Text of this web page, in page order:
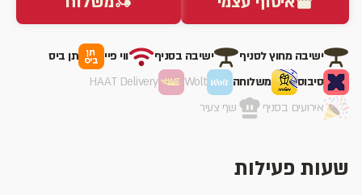
ישיבה מחוץ לסניף ישיבה בסניף ווי פיי
תן ביס
סיבוס
משלוחה Wolt
HAAT Delivery
אירועים בסניף
שף צעיר
שעות פעילות